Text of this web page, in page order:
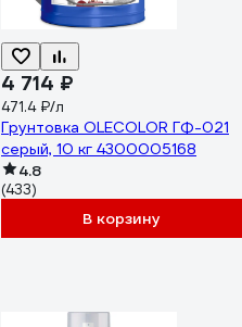
4 714 ₽
471.4 ₽/л
Грунтовка OLECOLOR ГФ-021
серый, 10 кг 4300005168
4.8
(433)
В корзину